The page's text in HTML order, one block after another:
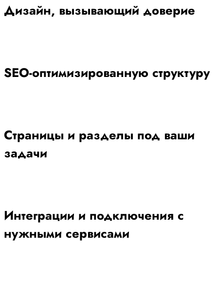
Дизайн, вызывающий доверие
SEO-оптимизированную структуру
Страницы и разделы под ваши
задачи
Интеграции и подключения с
нужными сервисами